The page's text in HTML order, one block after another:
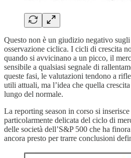
Questo non è un giudizio negativo
osservazione ciclica. I cicli di crescita
quando si avvicinano a un picco, il
sensibile a qualsiasi segnale di
queste fasi, le valutazioni tendono a
utili attuali, ma l’idea che quella
lungo del normale.
La reporting season in corso si
particolarmente delicata del ciclo di
delle società dell’S&P 500 che ha
ancora presto per trarre conclusioni